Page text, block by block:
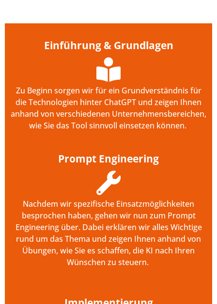
Einführung & Grundlagen
Zu Beginn sorgen wir für ein Grundverständnis für
die Technologien hinter ChatGPT und zeigen Ihnen
anhand von verschiedenen Unternehmensbereichen,
wieSie das Tool sinnvoll einsetzen können.
Prompt Engineering
Nachdem wir spezifische Einsatzmöglichkeiten
besprochen haben, gehen wir nun zum Prompt
Engineering über. Dabei erklären wir alles Wichtige
rund um das Thema und zeigen Ihnen anhand von
Übungen, wie Sie es schaffen, die KI nach Ihren
Wünschen zu steuern.